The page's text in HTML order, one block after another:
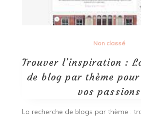
Non classé
Trouver l’inspiration :
de blog par thème
vos passions
La recherche de blogs par thème :